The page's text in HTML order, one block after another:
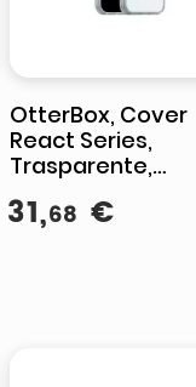
OtterBox, Cover
React Series,
Trasparente,
Compatibile
MagSafe, iPhone
31,68 €